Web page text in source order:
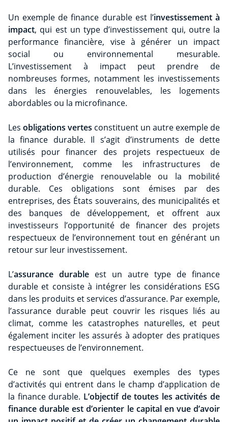
Un exemple de finance durable est l’investissement à
impact, qui est un type d’investissement qui, outre la
performance financière, vise à générer un impact
social ou environnemental mesurable.
L’investissement à impact peut prendre de
nombreuses formes, notamment les investissements
dans les énergies renouvelables, les logements
abordables ou la microfinance.
Les obligations vertes constituent un autre exemple de
la finance durable. Il s’agit d’instruments de dette
utilisés pour financer des projets respectueux de
l’environnement, comme les infrastructures de
production d’énergie renouvelable ou la mobilité
durable. Ces obligations sont émises par des
entreprises, des États souverains, des municipalités et
des banques de développement, et offrent aux
investisseurs l’opportunité de financer des projets
respectueux de l’environnement tout en générant un
retour sur leur investissement.
L’assurance durable est un autre type de finance
durable et consiste à intégrer les considérations ESG
dans les produits et services d’assurance. Par exemple,
l’assurance durable peut couvrir les risques liés au
climat, comme les catastrophes naturelles, et peut
également inciter les assurés à adopter des pratiques
respectueuses de l’environnement.
Ce ne sont que quelques exemples des types
d’activités qui entrent dans le champ d’application de
la finance durable. L’objectif de toutes les activités de
finance durable est d’orienter le capital en vue d’avoir